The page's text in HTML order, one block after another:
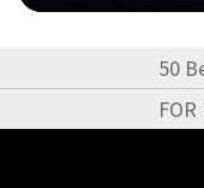
50
FOR